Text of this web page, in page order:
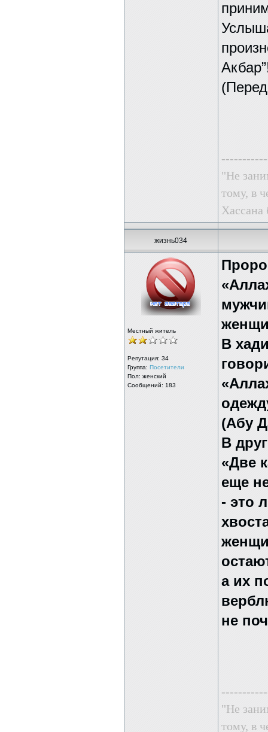
"Не
тому, в
жизнь034
Местный житель
Репутация: 34
Группа: Посетители
Пол: женский
Сообщений: 183
В
(Абу
В
«Две
еще
- это
а их
не
"Не
тому, в